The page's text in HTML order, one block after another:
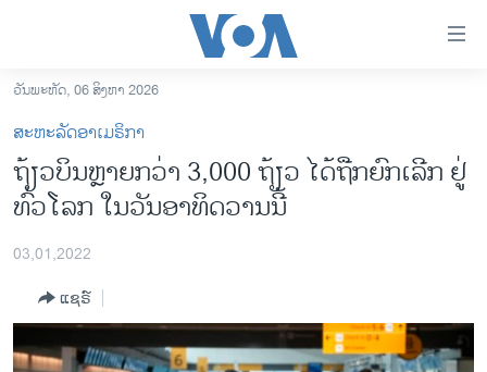
ເຂົ້າ
ຫາ
ຂ້າມ
ຂ້າມ
ຂ້າມ
ຫາ
ລາວ
ອາເມຣິກາ
ຂ່າວ​ຈີນ
ໂລກ
ເອເຊຍ
ວັນພະຫັດ, 06 ສິງຫາ 2026
ສະຫະລັດອາເມຣິກາ
ຖ້ຽວບິນຫຼາຍກວ່າ 3,000 ຖ້ຽວ ໄດ້ຖືກຍົກ​ເລີກ ຢູ່
ທົ່ວໂລກ ໃນວັນອາທິດວານນີ້
03,01,2022
ແຊຣ໌